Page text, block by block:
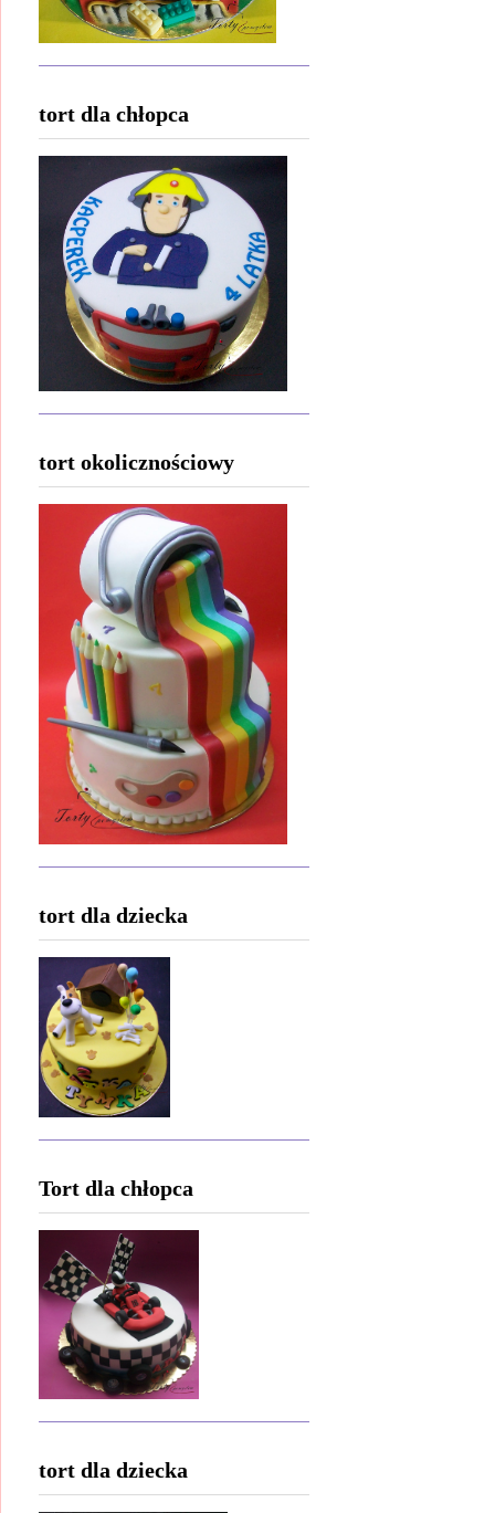
tort dla chłopca
tort okolicznościowy
tort dla dziecka
Tort dla chłopca
tort dla dziecka